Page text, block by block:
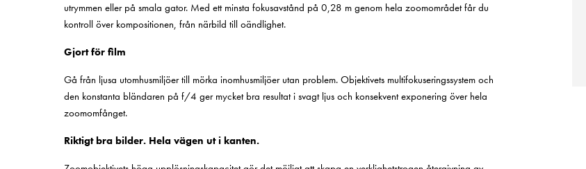
utrymmen eller på smala gator. Med ett minsta fokusavstånd på 0,28 m genom hela zoomområdet får du
kontroll över kompositionen, från närbild till oändlighet.
Gjort för film
Gå från ljusa utomhusmiljöer till mörka inomhusmiljöer utan problem. Objektivets multifokuseringssystem och
den konstanta bländaren på f/4 ger mycket bra resultat i svagt ljus och konsekvent exponering över hela
zoomomfånget.
Riktigt bra bilder. Hela vägen ut i kanten.